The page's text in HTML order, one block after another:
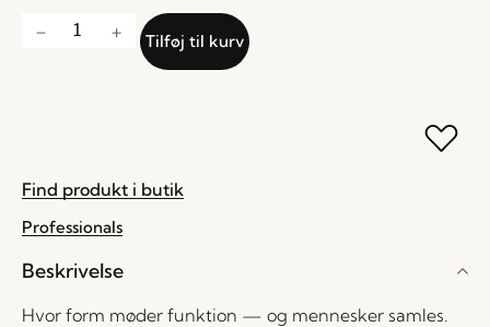
Tilføj til kurv
Find produkt i butik
Professionals
Beskrivelse
Hvor form møder funktion — og mennesker samles.